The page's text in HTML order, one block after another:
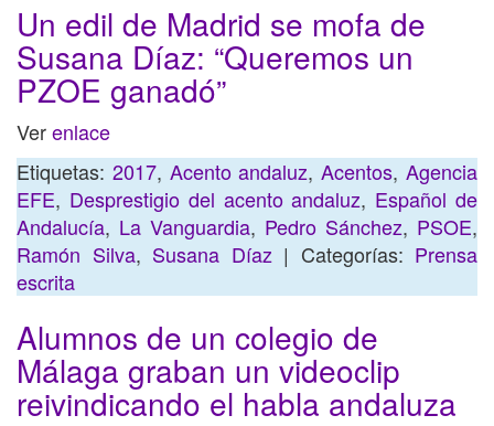
Un edil de Madrid se mofa de
Susana Díaz: “Queremos un
PZOE ganadó”
Verenlace
Etiquetas: 2017, Acento andaluz,Acentos,Agencia
EFE, Desprestigio del acento andaluz, Español de
Andalucía, La Vanguardia, Pedro Sánchez, PSOE,
Ramón Silva, Susana Díaz | Categorías: Prensa
escrita
Alumnos de un colegio de
Málaga graban un videoclip
reivindicando el habla andaluza